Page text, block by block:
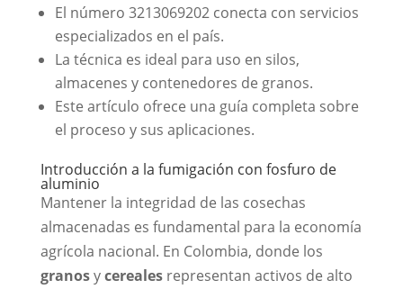
El número 3213069202 conecta con servicios
especializados en el país.
La técnica es ideal para uso en silos,
almacenes y contenedores de granos.
Este artículo ofrece una guía completa sobre
el proceso y sus aplicaciones.
Introducción a la fumigación con fosfuro de
aluminio
Mantener la integridad de las cosechas
almacenadas es fundamental para la economía
agrícola nacional. En Colombia, donde los
granosycerealesrepresentan activos de alto